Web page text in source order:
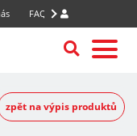
FAQ
prostupy nerezových komínů
zpět na výpis produktů